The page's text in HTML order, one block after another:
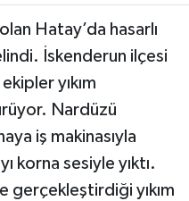
Hatay’da hasarlı
İskenderun ilçesi
yıkım
Nardüzü
iş makinasıyla
korna sesiyle yıktı.
yıkım